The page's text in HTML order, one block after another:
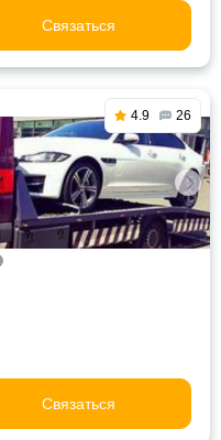
Связаться
4.9 26
Связаться